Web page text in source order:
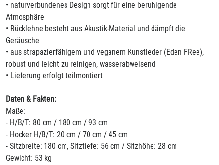
• naturverbundenes Design sorgt für eine beruhigende
Atmosphäre
• Rücklehne besteht aus Akustik-Material und dämpft die
Geräusche
• aus strapazierfähigem und veganem Kunstleder (Eden FRee),
robust und leicht zu reinigen, wasserabweisend
• Lieferung erfolgt teilmontiert
Daten & Fakten:
Maße:
- H/B/T: 80 cm / 180 cm / 93 cm
- Hocker H/B/T: 20 cm / 70 cm / 45 cm
- Sitzbreite: 180 cm, Sitztiefe: 56 cm / Sitzhöhe: 28 cm
Gewicht: 53 kg